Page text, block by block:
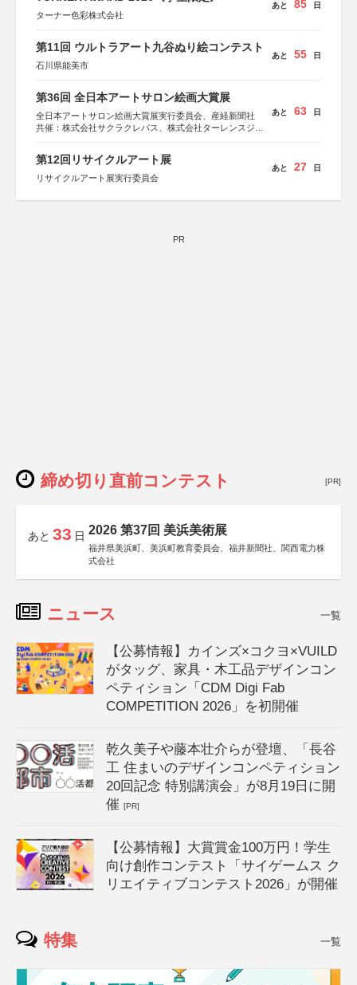
ターナー色彩株式会社
あと 85 日
第11回 ウルトラアート九谷ぬり絵コンテスト
石川県能美市
あと 55 日
第36回 全日本アートサロン絵画大賞展
全日本アートサロン絵画大賞展実行委員会、産経新聞社
共催：株式会社サクラクレパス、株式会社ターレンスジャ
あと 63 日
第12回リサイクルアート展
リサイクルアート展実行委員会
あと 27 日
PR
締め切り直前コンテスト [PR]
あと 33 日 2026 第37回 美浜美術展
福井県美浜町、美浜町教育委員会、福井新聞社、関西電力株
式会社
ニュース 一覧
【公募情報】カインズ×コクヨ×VUILD
がタッグ、家具・木工品デザインコン
ペティション「CDM Digi Fab
COMPETITION 2026」を初開催
乾久美子や藤本壮介らが登壇、「長谷
工 住まいのデザインコンペティション
20回記念 特別講演会」が8月19日に開
催[PR]
【公募情報】大賞賞金100万円！学生
向け創作コンテスト「サイゲームス ク
リエイティブコンテスト2026」が開催
特集 一覧